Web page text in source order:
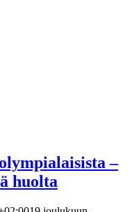
–
huolta